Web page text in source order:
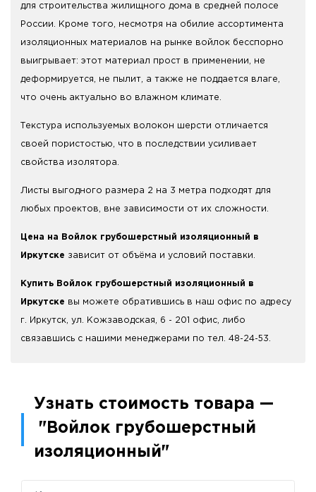
для строительства жилищного дома в средней полосе
России. Кроме того, несмотря на обилие ассортимента
изоляционных материалов на рынке войлок бесспорно
выигрывает: этот материал прост в применении, не
деформируется, не пылит, а также не поддается влаге,
что очень актуально во влажном климате.
Текстура используемых волокон шерсти отличается
своей пористостью, что в последствии усиливает
свойства изолятора.
Листы выгодного размера 2 на 3 метра подходят для
любых проектов, вне зависимости от их сложности.
Цена на Войлок грубошерстный изоляционный в
Иркутске зависит от объёма и условий поставки.
Купить Войлок грубошерстный изоляционный в
Иркутске вы можете обратившись в наш офис по адресу
г. Иркутск, ул. Кожзаводская, 6 - 201 офис, либо
связавшись с нашими менеджерами по тел. 48-24-53.
Узнать стоимость товара —
"Войлок грубошерстный
изоляционный"